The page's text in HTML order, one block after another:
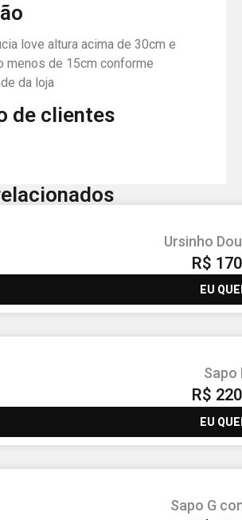
love altura acima de 30cm e
menos de 15cm conforme
da loja
de clientes
Ursinho
R$
EU
Sapo
R$
EU
Sapo G